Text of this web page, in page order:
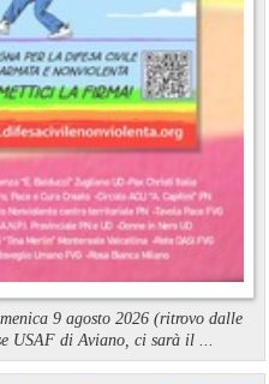
9 agosto 2026 (ritrovo dalle
USAF di Aviano, ci sarà il ...